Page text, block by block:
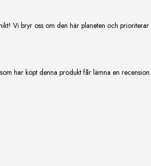
Vi bryr oss om den här planeten och prioriterar
har köpt denna produkt får lämna en recension.